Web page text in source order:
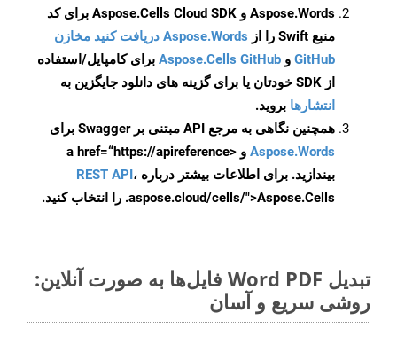
Aspose.Words و Aspose.Cells Cloud SDK برای کد
منبع Swift را از
Aspose.Words دریافت کنید مخازن
GitHub و Aspose.Cells GitHub برای کامپایل/استفاده
از SDK خودتان یا برای گزینه های دانلود جایگزین به
انتشارها بروید.
همچنین نگاهی به مرجع API مبتنی بر Swagger برای
Aspose.Words
و <a href=“https://apireference
بیندازید. برای اطلاعات بیشتر درباره REST API،
.aspose.cloud/cells/">Aspose.Cells را انتخاب کنید.
تبدیل Word PDF فایل‌ها به صورت آنلاین:
روشی سریع و آسان